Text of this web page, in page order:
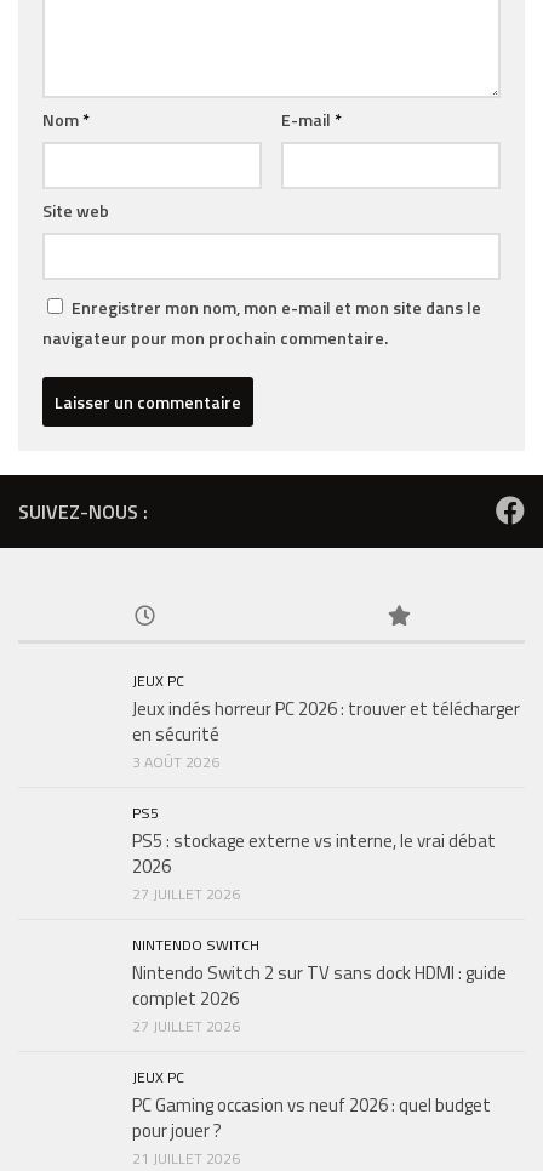
Nom* E-mail*
Site web
Enregistrer mon nom, mon e-mail et mon site dans le
navigateur pour mon prochain commentaire.
SUIVEZ-NOUS :
JEUX PC
Jeux indés horreur PC 2026 : trouver et télécharger
en sécurité
3 AOÛT 2026
PS5
PS5 : stockage externe vs interne, le vrai débat
2026
27 JUILLET 2026
NINTENDO SWITCH
Nintendo Switch 2 sur TV sans dock HDMI : guide
complet 2026
27 JUILLET 2026
JEUX PC
PC Gaming occasion vs neuf 2026 : quel budget
pour jouer ?
21 JUILLET 2026